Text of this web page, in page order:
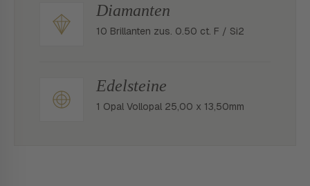
Diamanten
10 Brillanten zus. 0.50 ct. F / Si2
Edelsteine
1 Opal Vollopal 25,00 x 13,50mm